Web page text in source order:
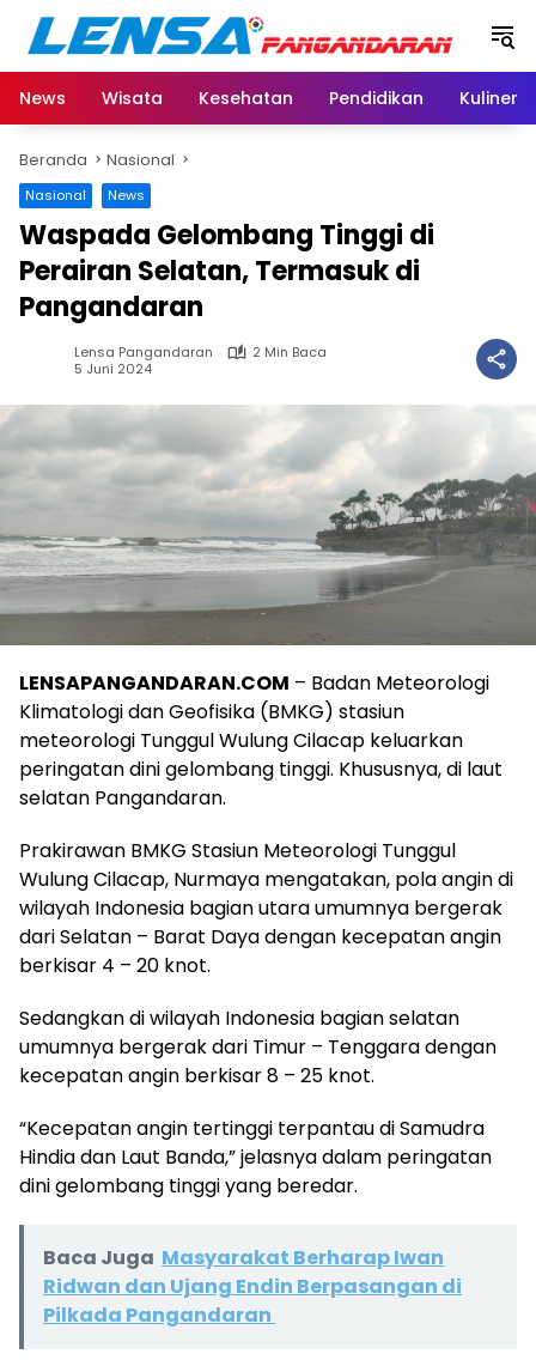
Langsung
konten
News
Wisata Kesehatan Pendidikan Kuliner
Beranda Nasional
Nasional News
Waspada Gelombang Tinggi di
Perairan Selatan, Termasuk di
Pangandaran
Lensa Pangandaran
2 Min Baca
5 Juni 2024
LENSAPANGANDARAN.COM – Badan Meteorologi
Klimatologi dan Geofisika (BMKG) stasiun
meteorologi Tunggul Wulung Cilacap keluarkan
peringatan dini gelombang tinggi. Khususnya, di laut
selatan Pangandaran.
Prakirawan BMKG Stasiun Meteorologi Tunggul
Wulung Cilacap, Nurmaya mengatakan, pola angin di
wilayah Indonesia bagian utara umumnya bergerak
dari Selatan – Barat Daya dengan kecepatan angin
berkisar 4 – 20 knot.
Sedangkan di wilayah Indonesia bagian selatan
umumnya bergerak dari Timur – Tenggara dengan
kecepatan angin berkisar 8 – 25 knot.
“Kecepatan angin tertinggi terpantau di Samudra
Hindia dan Laut Banda,” jelasnya dalam peringatan
dini gelombang tinggi yang beredar.
Baca Juga Masyarakat Berharap Iwan
Ridwan dan Ujang Endin Berpasangan di
Pilkada Pangandaran